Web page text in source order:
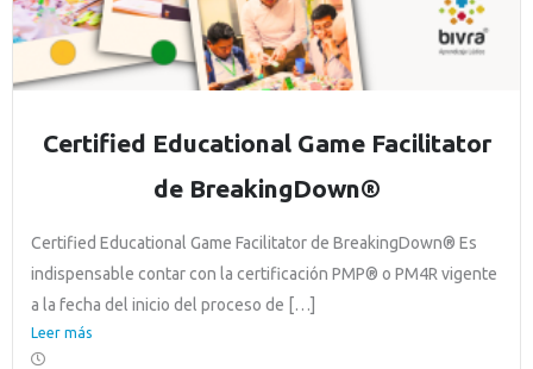
Certified Educational Game Facilitator
de BreakingDown®
Certified Educational Game Facilitator de BreakingDown® Es
indispensable contar con la certificación PMP® o PM4R vigente
a la fecha del inicio del proceso de […]
Leer más